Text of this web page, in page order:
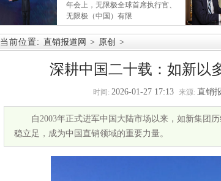
年会上，无限极全球首席执行官、
无限极（中国）有限
当前位置: 直销报道网 > 原创 >
深耕中国二十载：如新以
时间: 2026-01-27 17:13 来源: 直销
自2003年正式进军中国大陆市场以来，如新集团
稳立足，成为中国直销领域的重要力量。